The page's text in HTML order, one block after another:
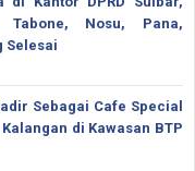
Nosu, Pana,
Selesai
Sebagai Cafe Special
di Kawasan BTP